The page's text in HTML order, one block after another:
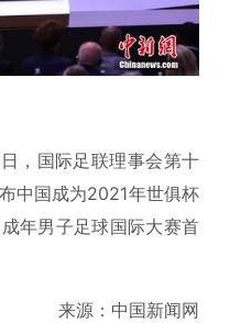
，国际足联理事会第十
中国成为2021年世俱杯
年男子足球国际大赛首
来源：中国新闻网